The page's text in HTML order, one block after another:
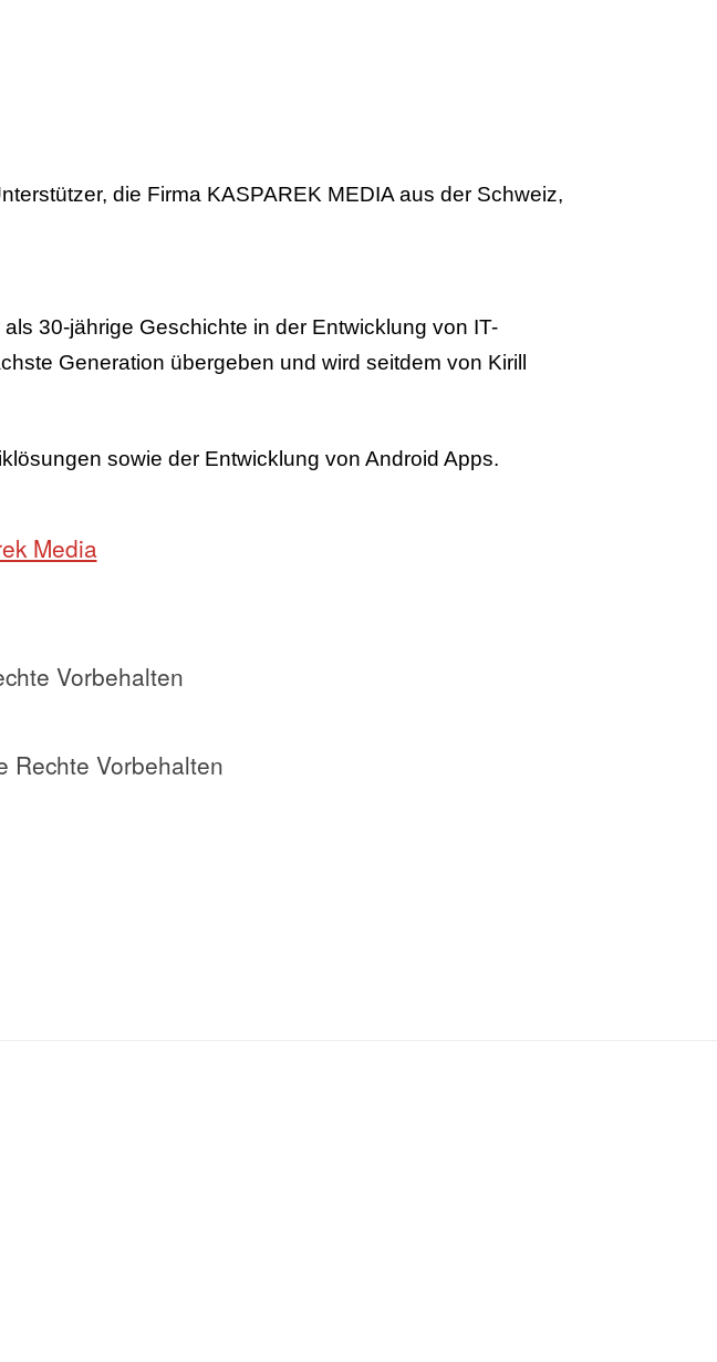
die Firma KASPAREK MEDIA aus der Schweiz,
30-jährige Geschichte in der Entwicklung von IT-
Generation übergeben und wird seitdem von Kirill
sowie der Entwicklung von Android Apps.
Vorbehalten
Rechte Vorbehalten